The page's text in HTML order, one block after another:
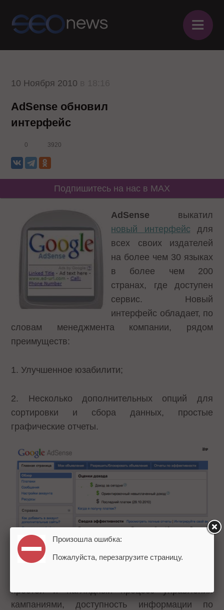
≡
10 Ноября 2010
AdSense обновил
интерфейс
0 3920
Подпишитесь на нас в MAX
AdSense выкатил
новый интерфейс для
всех своих издателей
на более чем 30 языках
в более чем 200
странах, где доступен
сервис. Новый
интерфейс обладает, по
словам менеджмента компании, рядом
преимуществ:
1. Улучшенное юзабилити;
2. Несколько дополнительных опций для
сортировки и сбора данных, простые
графические отчеты.
простой и наглядный процесс управления
кампаниями, доступность информации по
Произошла ошибка:
Пожалуйста, перезагрузите страницу.